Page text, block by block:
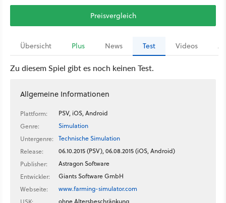
Preisvergleich
Übersicht Plus News Test Videos
Zu diesem Spiel gibt es noch keinen Test.
Allgemeine Informationen
Plattform:
PSV, iOS, Android
Genre:
Simulation
Untergenre:
Technische Simulation
Release:
06.10.2015 (PSV), 06.08.2015 (iOS, Android)
Publisher:
Astragon Software
Entwickler:
Giants Software GmbH
Webseite:
www.farming-simulator.com
ohne Altersbeschränkung